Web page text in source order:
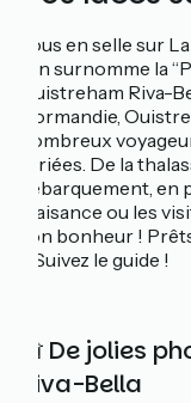
Tous en selle sur
l’on surnomme la
Ouistreham Riva-
Normandie,
nombreux
variées. De la
débarquement,
plaisance ou les
son bonheur !
? Suivez le guide !
📸 De jolies
Riva-Bella